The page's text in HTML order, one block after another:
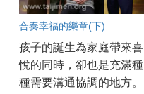
合奏幸福的樂章(下)
孩子的誕生為家庭帶來喜
悅的同時，卻也是充滿種
種需要溝通協調的地方。